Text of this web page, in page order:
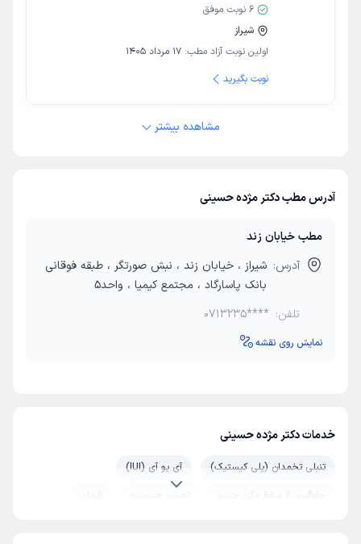
6 نوبت موفق
شیراز
اولین نوبت آزاد مطب: 17 مرداد 1405
نوبت بگیرید
مشاهده بیشتر
آدرس مطب دکتر مژده حسینی
مطب خیابان زند
آدرس: شیراز ، خیابان زند ، نبش صورتگر ، طبقه فوقانی
بانک پاسارگاد ، مجتمع کیمیا ، واحد5
تلفن: 0713235****
نمایش روی نقشه
خدمات دکتر مژده حسینی
تنبلی تخمدان (پلی کیستیک)
آی یو آی (IUI)
جلوگیری از سقط مکرر جنین
تعیین جنسیت
زایمان